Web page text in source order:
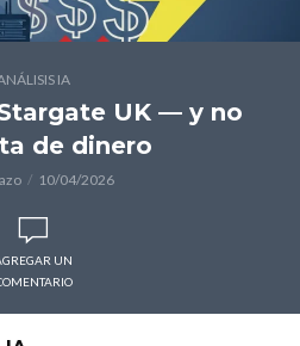
IA
UK — y no
de dinero
10/04/2026
UN